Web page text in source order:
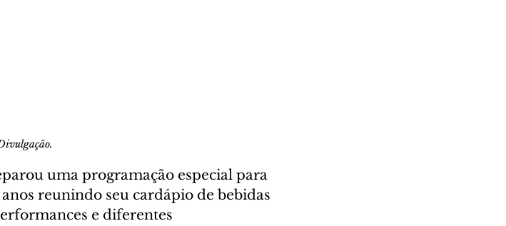
uma programação especial para
reunindo seu cardápio de bebidas
e diferentes